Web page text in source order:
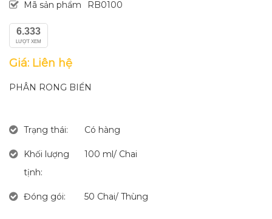
Mã sản phẩm RB0100
6.333
LƯỢT XEM
Giá: Liên hệ
PHÂN RONG BIỂN
Trạng thái: Có hàng
Khối lượng
tịnh:
100 ml/ Chai
Đóng gói: 50 Chai/ Thùng